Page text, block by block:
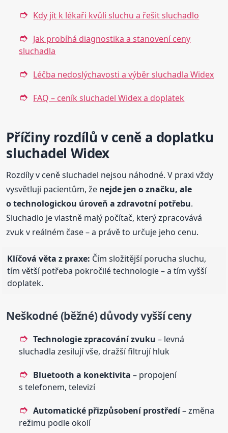
Kdy jít k lékaři kvůli sluchu a řešit sluchadlo
Jak probíhá diagnostika a stanovení ceny
sluchadla
Léčba nedoslýchavosti a výběr sluchadla Widex
FAQ – ceník sluchadel Widex a doplatek
Příčiny rozdílů v ceně a doplatku
sluchadel Widex
Rozdíly v ceně sluchadel nejsou náhodné. V praxi vždy
vysvětluji pacientům, že nejde jen o značku, ale
o technologickou úroveň a zdravotní potřebu.
Sluchadlo je vlastně malý počítač, který zpracovává
zvuk v reálném čase – a právě to určuje jeho cenu.
Klíčová věta z praxe: Čím složitější porucha sluchu,
tím větší potřeba pokročilé technologie – a tím vyšší
doplatek.
Neškodné (běžné) důvody vyšší ceny
Technologie zpracování zvuku – levná
sluchadla zesilují vše, dražší filtrují hluk
Bluetooth a konektivita – propojení
s telefonem, televizí
Automatické přizpůsobení prostředí– změna
režimu podle okolí